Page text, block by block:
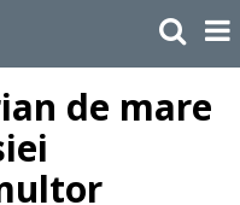
de mare